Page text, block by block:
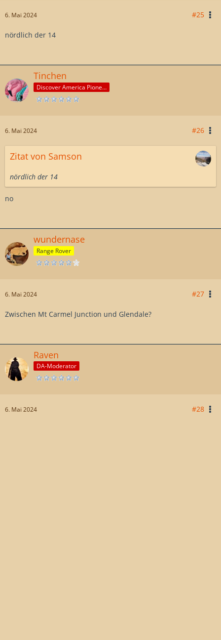
6. Mai 2024 #25
nördlich der 14
Tinchen
Discover America Pioneer
6. Mai 2024 #26
Zitat von Samson
nördlich der 14
no
wundernase
Range Rover
6. Mai 2024 #27
Zwischen Mt Carmel Junction und Glendale?
Raven
DA-Moderator
6. Mai 2024 #28